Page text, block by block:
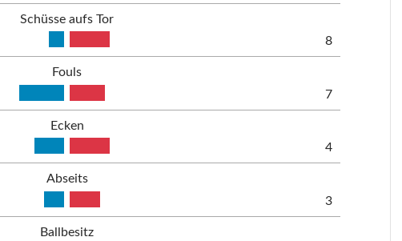
Schüsse aufs Tor
8
Fouls
7
Ecken
4
Abseits
3
Ballbesitz